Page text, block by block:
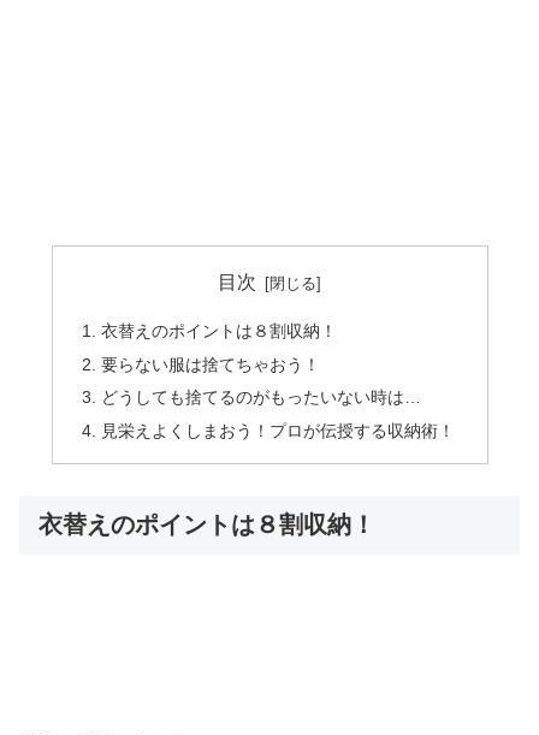
目次
衣替えのポイントは８割収納！
要らない服は捨てちゃおう！
どうしても捨てるのがもったいない時は…
見栄えよくしまおう！プロが伝授する収納術！
衣替えのポイントは８割収納！